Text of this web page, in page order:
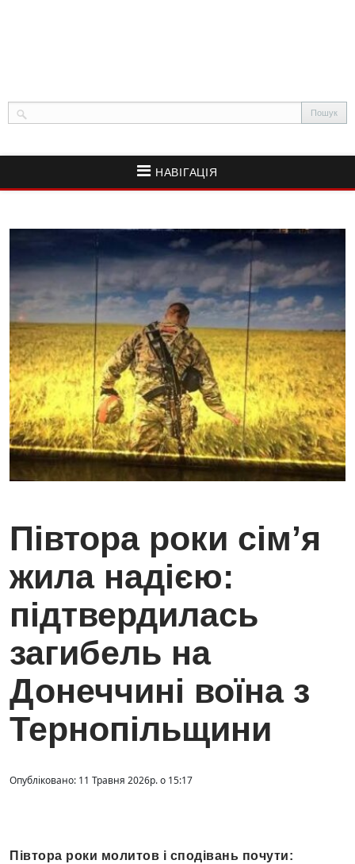
НАВІГАЦІЯ
Півтора роки сім’я
жила надією:
підтвердилась
загибель на
Донеччині воїна з
Тернопільщини
Опубліковано: 11 Травня 2026р. о 15:17
Півтора роки молитов і сподівань почути: